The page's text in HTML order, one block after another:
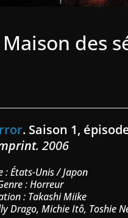
des
. Saison 1,
. 2006
: États-Unis / Japon
: Horreur
: Takashi Miike
Drago, Michie Itô, Toshie